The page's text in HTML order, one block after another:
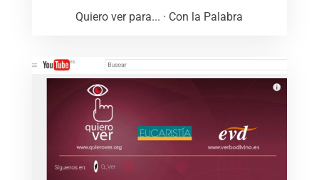
Quiero ver para... · Con la Palabra